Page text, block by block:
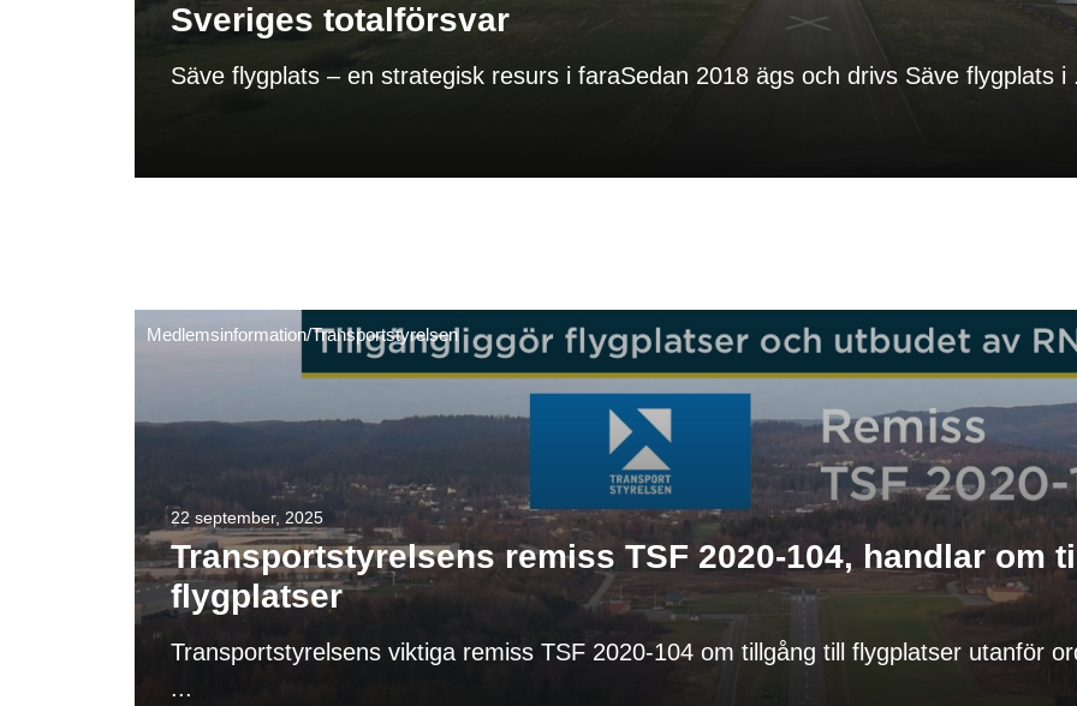
Sveriges totalförsvar
Säve flygplats – en strategisk resurs i faraSedan 2018 ägs och drivs Säve flygplats i
Medlemsinformation/Transportstyrelsen
22 september, 2025
Transportstyrelsens remiss TSF 2020-104, handlar om
flygplatser
Transportstyrelsens viktiga remiss TSF 2020-104 om tillgång till flygplatser utanför
...